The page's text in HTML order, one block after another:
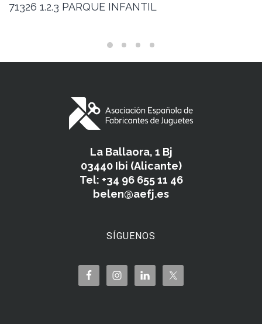
71326 1.2.3 PARQUE INFANTIL
La Ballaora, 1 Bj
03440 Ibi (Alicante)
Tel: +34 96 655 11 46
belen@aefj.es
SÍGUENOS